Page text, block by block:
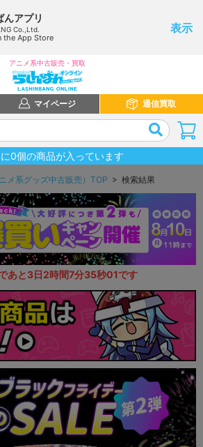
んアプリ
Co.,Ltd.
the App Store
表示
アニメ系中古販売・買取
マイページ 通信買取
0個の商品が入っています
メ系グッズ中古販売）TOP > 検索結果
あと3日2時間7分33秒86です